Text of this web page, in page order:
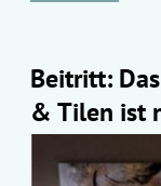
Beitritt:
& Tilen ist